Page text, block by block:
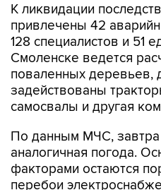
К ликвидации
привлечены 42
128 специалистов и 51
Смоленске ведется
поваленных деревьев,
задействованы
самосвалы и другая
По данным МЧС, завтра
аналогичная погода.
факторами остаются
перебои